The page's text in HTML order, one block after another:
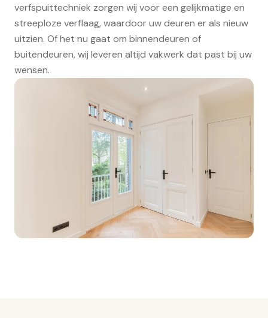
verfspuittechniek zorgen wij voor een gelijkmatige en
streeploze verflaag, waardoor uw deuren er als nieuw
uitzien. Of het nu gaat om binnendeuren of
buitendeuren, wij leveren altijd vakwerk dat past bij uw
wensen.